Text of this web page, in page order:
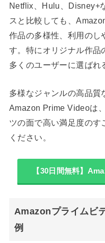
Netflix、Hulu、Disney+
スと比較しても、
作品の多様性、利用のし
す。特にオリジナル作品
多くのユーザーに選ばれ
多様なジャンルの高品質
Amazon Prime Videoは
ツの面で高い満足度のす
ください。
【30日間無料】
Amazonプライムビ
例